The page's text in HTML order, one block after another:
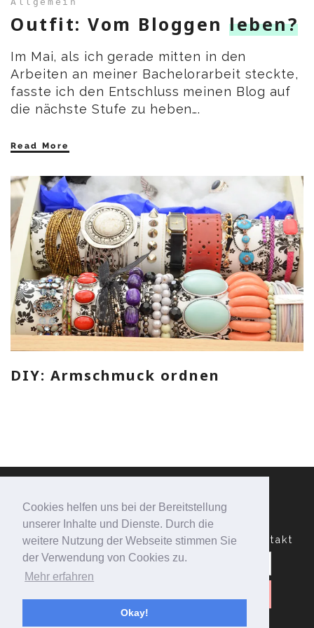
Cookies helfen uns bei der Bereitstellung
unserer Inhalte und Dienste. Durch die
weitere Nutzung der Webseite stimmen Sie
der Verwendung von Cookies zu.
Mehr erfahren
Okay!
Outfit: Vom Bloggen leben?
Im Mai, als ich gerade mitten in den
Arbeiten an meiner Bachelorarbeit steckte,
fasste ich den Entschluss meinen Blog auf
die nächste Stufe zu heben….
Read More
DIY: Armschmuck ordnen
Datenschutzerklärung Impressum Kontakt
Suchen
nach: